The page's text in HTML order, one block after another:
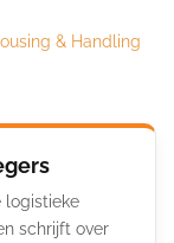
& Handling
logistieke
schrijft over